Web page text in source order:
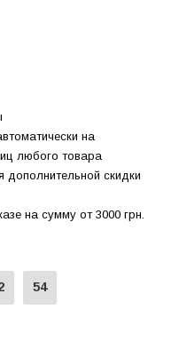
на
любого товара
скидки
на сумму от 3000 грн.
54